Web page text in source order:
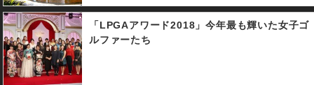
「LPGAアワード2018」今年最も輝いた女子ゴ
ルファーたち